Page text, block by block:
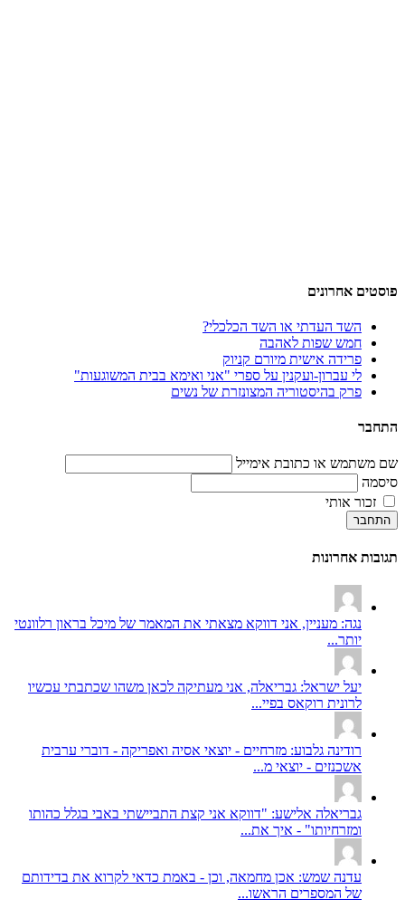
פוסטים אחרונים
השד העדתי או השד הכלכלי?
חמש שפות לאהבה
פרידה אישית מיורם קניוק
לי עברון-ועקנין על ספרי "אני ואימא בבית המשוגעות"
פרק בהיסטוריה המצונזרת של נשים
התחבר
שם משתמש או כתובת אימייל
סיסמה
זכור אותי
התחבר
תגובות אחרונות
נגה: מעניין, אני דווקא מצאתי את המאמר של מיכל בראון רלוונטי
יותר...
יעל ישראל: גבריאלה, אני מעתיקה לכאן משהו שכתבתי עכשיו
לרונית רוקאס בפיי...
רודינה גלבוע: מזרחיים - יוצאי אסיה ואפריקה - דוברי ערבית
אשכנזים - יוצאי מ...
גבריאלה אלישע: "דווקא אני קצת התביישתי באבי בגלל כהותו
ומזרחיותו" - איך את...
עדנה שמש: אכן מחמאה, וכן - באמת כדאי לקרוא את בדידותם
של המספרים הראשו...